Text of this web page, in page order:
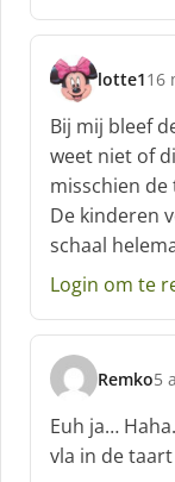
:
lotte1
s
c
h
r
e
e
f
16
Bij mij bleef
weet niet of
misschien
De kinderen
schaal
Login om te
Remko
s
c
h
r
5
Euh ja…
vla in de